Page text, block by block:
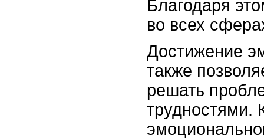
Благодаря
во всех
Достижение
также
решать
трудностями.